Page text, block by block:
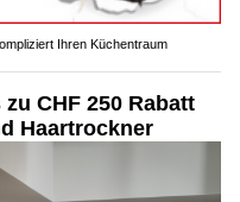
Ihren Küchentraum
CHF 250 Rabatt
Haartrockner